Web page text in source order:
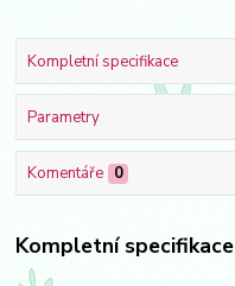
Kompletní specifikace
Parametry
Komentáře 0
Kompletní specifikace